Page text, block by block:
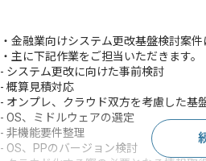
・金融業向けシステム更改基盤検討案
・主に下記作業をご担当いただきます。
- システム更改に向けた事前検討
- 概算見積対応
- オンプレ、クラウド双方を考慮した基
- OS、ミドルウェアの選定
- 非機能要件整理
- OS、PPのバージョン検討